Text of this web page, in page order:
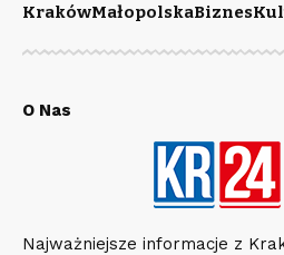
KrakówMałopolskaBiznes
O Nas
Najważniejsze informacje z